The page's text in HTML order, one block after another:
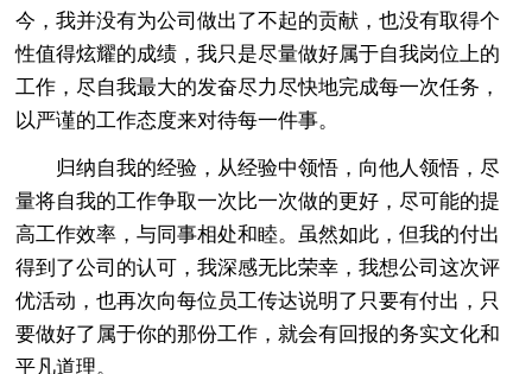
今，我并没有为公司做出了不起的贡献，也没有取得个
性值得炫耀的成绩，我只是尽量做好属于自我岗位上的
工作，尽自我最大的发奋尽力尽快地完成每一次任务，
以严谨的工作态度来对待每一件事。
归纳自我的经验，从经验中领悟，向他人领悟，尽
量将自我的工作争取一次比一次做的更好，尽可能的提
高工作效率，与同事相处和睦。虽然如此，但我的付出
得到了公司的认可，我深感无比荣幸，我想公司这次评
优活动，也再次向每位员工传达说明了只要有付出，只
要做好了属于你的那份工作，就会有回报的务实文化和
平凡道理。